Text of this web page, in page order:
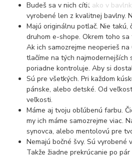
Budeš sa v nich cítiť ako v
vyrobené len z kvalitnej bavlny.
Majú originálnu potlač. Nie takú,
druhom e-shope. Okrem toho
Ak ich samozrejme neoperieš na
tlačíme na tých najmodernejších
poriadne kontroluje. Aby si
Sú pre všetkých. Pri každom
pánske, alebo detské. Od
veľkosti.
Máme aj tvoju obľúbenú farbu.
my ich máme samozrejme viac.
synovca, alebo mentolovú pre
Nemajú bočné švy. Sú vyrobené
Takže žiadne prekrúcanie po pár